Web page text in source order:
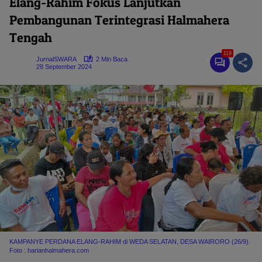
Pembangunan Terintegrasi Halmahera
Tengah
JurnalSWARA
2 Min Baca
28 September 2024
119
KAMPANYE PERDANA ELANG-RAHIM di WEDA SELATAN, DESA WAIRORO (26/9).
Foto : harianhalmahera.com